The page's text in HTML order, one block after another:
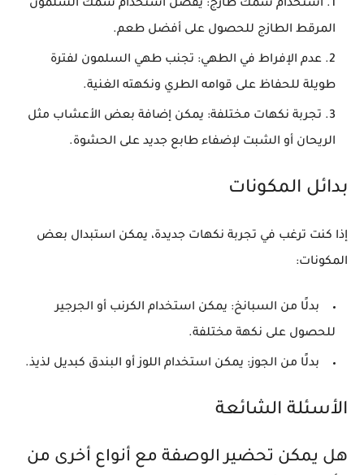
استخدام سمك طازج: يُفضل استخدام سمك السلمون
المرقط الطازج للحصول على أفضل طعم.
عدم الإفراط في الطهي: تجنب طهي السلمون لفترة
طويلة للحفاظ على قوامه الطري ونكهته الغنية.
تجربة نكهات مختلفة: يمكن إضافة بعض الأعشاب مثل
الريحان أو الشبت لإضفاء طابع جديد على الحشوة.
بدائل المكونات
إذا كنت ترغب في تجربة نكهات جديدة، يمكن استبدال بعض
المكونات:
بدلًا من السبانخ: يمكن استخدام الكرنب أو الجرجير
للحصول على نكهة مختلفة.
بدلًا من الجوز: يمكن استخدام اللوز أو البندق كبديل لذيذ.
الأسئلة الشائعة
هل يمكن تحضير الوصفة مع أنواع أخرى من